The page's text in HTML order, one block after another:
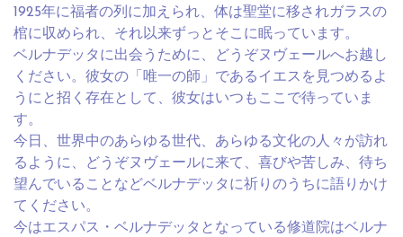
1925年に福者の列に加えられ、体は聖堂に移されガラスの
棺に収められ、それ以来ずっとそこに眠っています。
ベルナデッタに出会うために、どうぞヌヴェールへお越し
ください。彼女の「唯一の師」であるイエスを見つめるよ
うにと招く存在として、彼女はいつもここで待っていま
す。
今日、世界中のあらゆる世代、あらゆる文化の人々が訪れ
るように、どうぞヌヴェールに来て、喜びや苦しみ、待ち
望んでいることなどベルナデッタに祈りのうちに語りかけ
てください。
今はエスパス・ベルナデッタとなっている修道院はベルナ